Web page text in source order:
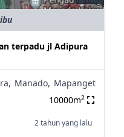
terpadu jl Adipura
Manado, Mapanget
10000m2
2 tahun yang lalu